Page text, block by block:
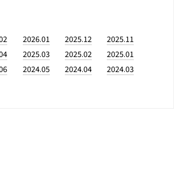
2026.01 2025.12
2025.11
2025.03 2025.02
2025.01
2024.05 2024.04
2024.03